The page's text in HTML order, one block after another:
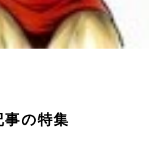
事の特集